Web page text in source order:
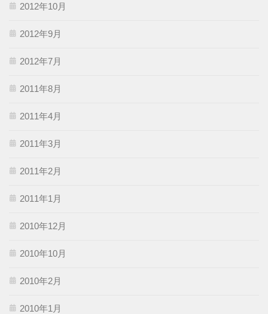
2012年10月
2012年9月
2012年7月
2011年8月
2011年4月
2011年3月
2011年2月
2011年1月
2010年12月
2010年10月
2010年2月
2010年1月